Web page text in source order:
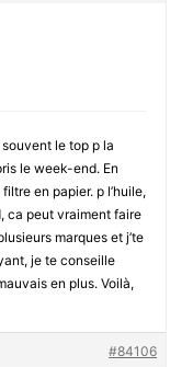
souvent le top p la
le week-end. En
en papier. p l’huile,
ca peut vraiment faire
marques et j’te
je te conseille
en plus. Voilà,
#84106